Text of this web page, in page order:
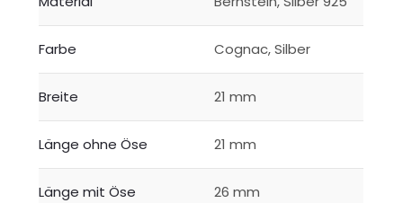
Farbe Cognac, Silber
Breite 21 mm
Länge ohne Öse 21 mm
Länge mit Öse 26 mm